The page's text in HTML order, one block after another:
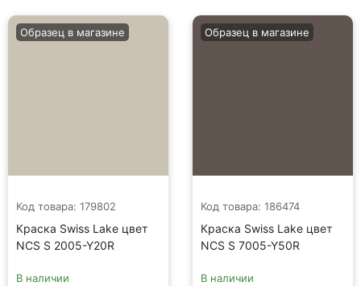
Код товара: 179802
Краска Swiss Lake цвет
NCS S 2005-Y20R
Образец в магазине
В наличии
Код товара: 186474
Краска Swiss Lake цвет
NCS S 7005-Y50R
Образец в магазине
В наличии